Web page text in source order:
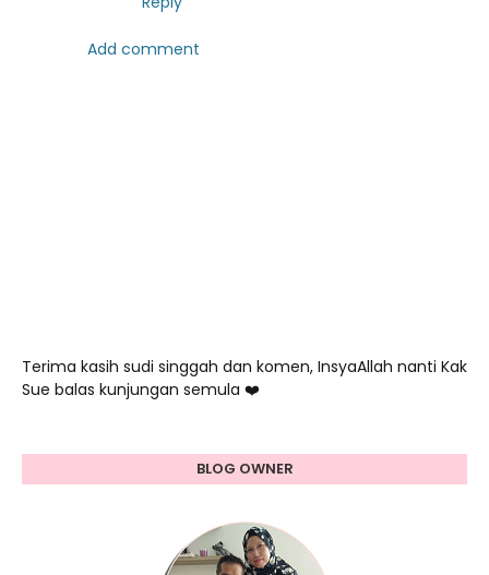
Add comment
Terima kasih sudi singgah dan komen, InsyaAllah nanti Kak
Sue balas kunjungan semula ❤️
BLOG OWNER